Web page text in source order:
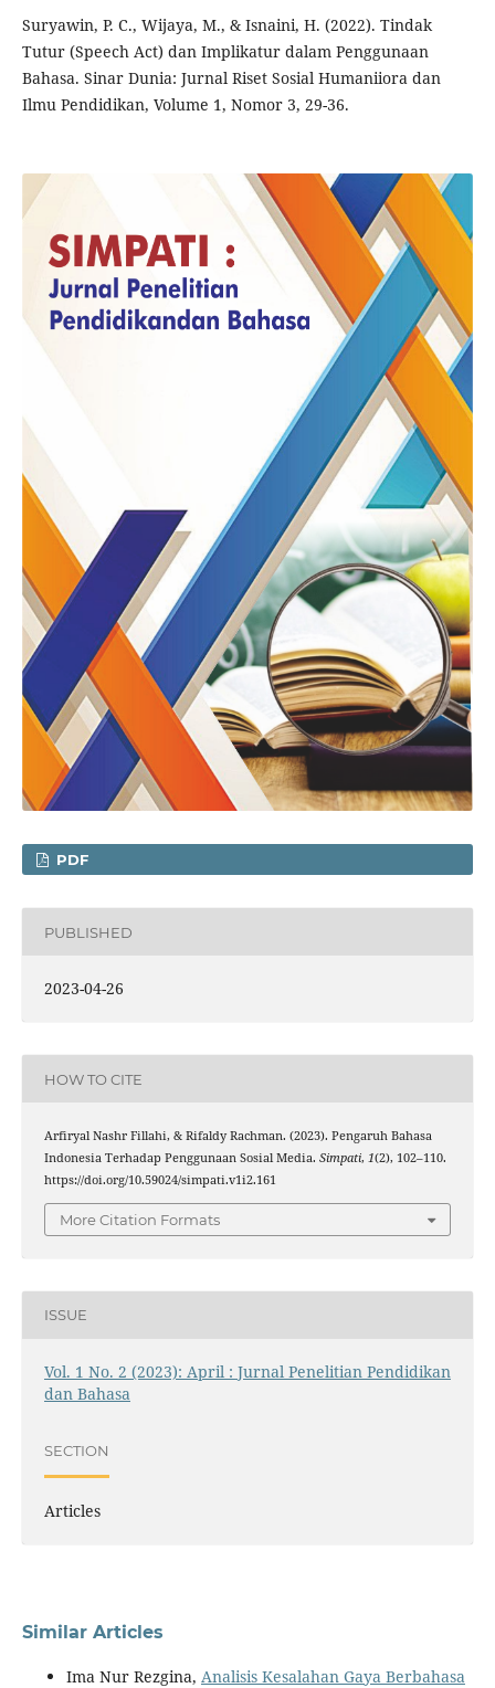
Suryawin, P. C., Wijaya, M., & Isnaini, H. (2022). Tindak
Tutur (Speech Act) dan Implikatur dalam Penggunaan
Bahasa. Sinar Dunia: Jurnal Riset Sosial Humaniiora dan
Ilmu Pendidikan, Volume 1, Nomor 3, 29-36.
PDF
PUBLISHED
2023-04-26
HOW TO CITE
Arfiryal Nashr Fillahi, & Rifaldy Rachman. (2023). Pengaruh Bahasa
Indonesia Terhadap Penggunaan Sosial Media. Simpati, 1(2), 102–110.
https://doi.org/10.59024/simpati.v1i2.161
More Citation Formats
ISSUE
Vol. 1 No. 2 (2023): April : Jurnal Penelitian Pendidikan
dan Bahasa
SECTION
Articles
Similar Articles
Ima Nur Rezgina, Analisis Kesalahan Gaya Berbahasa